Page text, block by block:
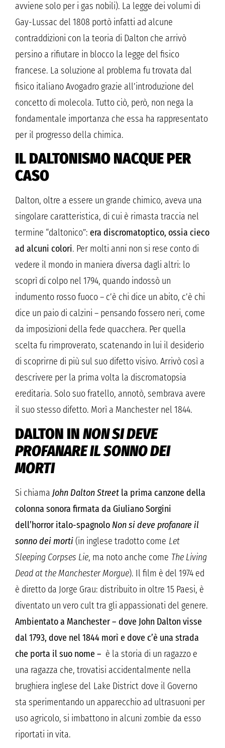
avviene solo per i gas nobili). La legge dei volumi di
Gay-Lussac del 1808 portò infatti ad alcune
contraddizioni con la teoria di Dalton che arrivò
persino a rifiutare in blocco la legge del fisico
francese. La soluzione al problema fu trovata dal
fisico italiano Avogadro grazie all’introduzione del
concetto di molecola. Tutto ciò, però, non nega la
fondamentale importanza che essa ha rappresentato
per il progresso della chimica.
IL DALTONISMO NACQUE PER
CASO
Dalton, oltre a essere un grande chimico, aveva una
singolare caratteristica, di cui è rimasta traccia nel
termine “daltonico”: era discromatoptico, ossia cieco
ad alcuni colori. Per molti anni non si rese conto di
vedere il mondo in maniera diversa dagli altri: lo
scoprì di colpo nel 1794, quando indossò un
indumento rosso fuoco – c’è chi dice un abito, c’è chi
dice un paio di calzini – pensando fossero neri, come
da imposizioni della fede quacchera. Per quella
scelta fu rimproverato, scatenando in lui il desiderio
di scoprirne di più sul suo difetto visivo. Arrivò così a
descrivere per la prima volta la discromatopsia
ereditaria. Solo suo fratello, annotò, sembrava avere
il suo stesso difetto. Morì a Manchester nel 1844.
DALTON INNON SI DEVE
PROFANARE IL SONNO DEI
MORTI
Si chiama John Dalton Street la prima canzone della
colonna sonora firmata da Giuliano Sorgini
dell’horror italo-spagnolo Non si deve profanare il
sonno dei morti(in inglese tradotto come Let
Sleeping Corpses Lie, ma noto anche come The Living
Dead at the Manchester Morgue). Il film è del 1974 ed
è diretto da Jorge Grau: distribuito in oltre 15 Paesi, è
diventato un vero cult tra gli appassionati del genere.
Ambientato a Manchester – dove John Dalton visse
dal 1793, dove nel 1844 morì e dove c’è una strada
che porta il suo nome – è la storia di un ragazzo e
una ragazza che, trovatisi accidentalmente nella
brughiera inglese del Lake District dove il Governo
sta sperimentando un apparecchio ad ultrasuoni per
uso agricolo, si imbattono in alcuni zombie da esso
riportati in vita.